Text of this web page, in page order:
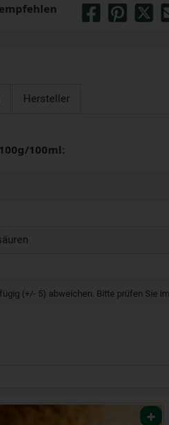
Hersteller
100ml:
(+/- 5) abweichen. Bitte prüfen Sie